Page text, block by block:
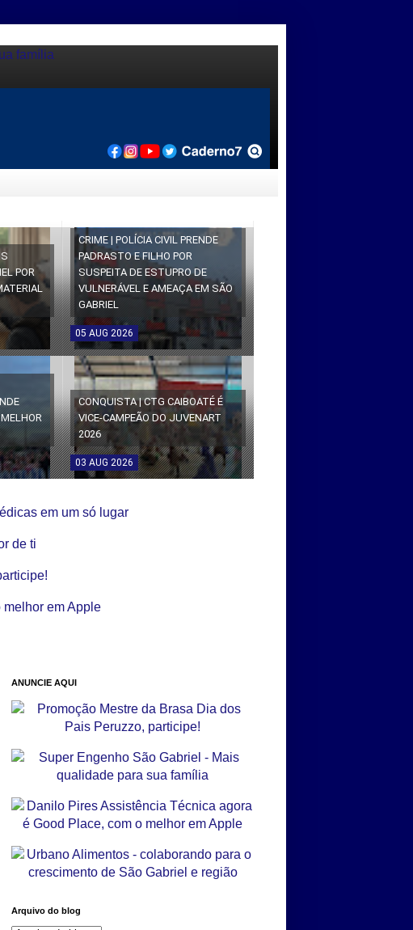
POR
CRIME | POLÍCIA CIVIL PRENDE
PADRASTO E FILHO POR
SUSPEITA DE ESTUPRO DE
VULNERÁVEL E AMEAÇA EM SÃO
GABRIEL
05 AUG 2026
CONQUISTA | CTG CAIBOATÉ É
VICE-CAMPEÃO DO JUVENART
2026
03 AUG 2026
ANUNCIE AQUI
Arquivo do blog